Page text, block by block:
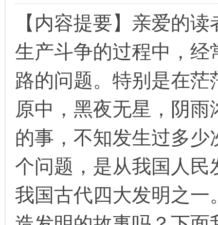
【内容提要】亲爱的
生产斗争的过程中，
路的问题。特别是在
原中，黑夜无星，阴
的事，不知发生过多
个问题，是从我国人
我国古代四大发明之